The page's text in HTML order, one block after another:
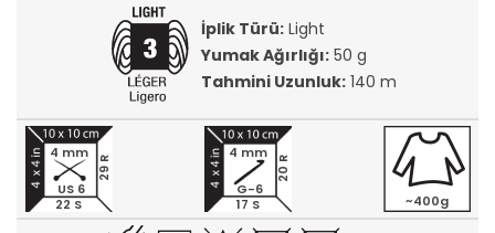
İplik Türü:Light
Yumak Ağırlığı:50 g
Tahmini Uzunluk:140 m
22 S
29 R
4 mm
US 6
17 S
20 R
4 mm
G-6
~400g